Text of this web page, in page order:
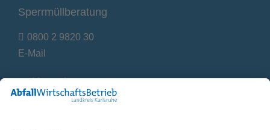
Sperrmüllberatung
0800 2 9820 30
E-Mail
Reklamationen